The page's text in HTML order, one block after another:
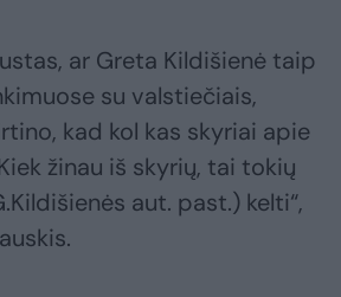
ar Greta Kildišienė taip
su valstiečiais,
kad kol kas skyriai apie
žinau iš skyrių, tai tokių
aut. past.) kelti“,